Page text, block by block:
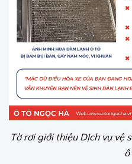
Tờ rơi giới thiệu DỊch vụ vệ